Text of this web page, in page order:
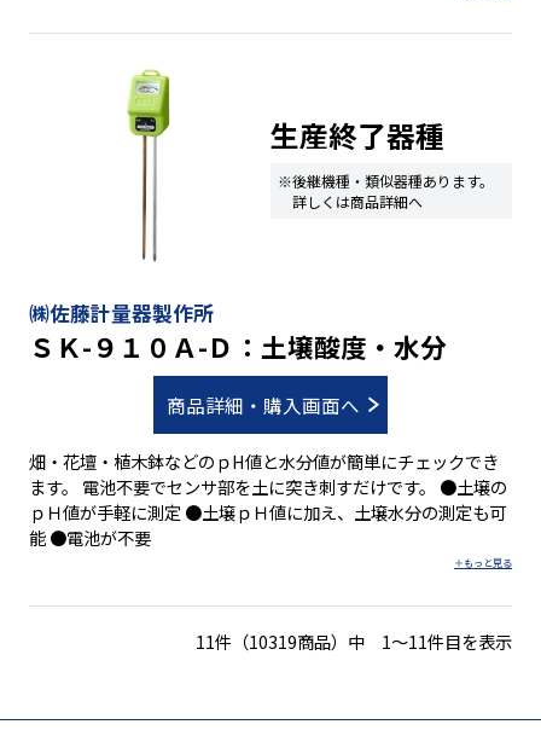
㈱佐藤計量器製作所
ＳＫ-９１０Ａ-Ｄ：土壌酸度・水分
商品詳細・購入画面へ
畑・花壇・植木鉢などのｐH値と水分値が簡単にチェックでき
ます。 電池不要でセンサ部を土に突き刺すだけです。 ●土壌の
ｐＨ値が手軽に測定 ●土壌ｐＨ値に加え、土壌水分の測定も可
能 ●電池が不要
生産終了器種
※後継機種・類似器種あります。
詳しくは商品詳細へ
11件（10319商品）中 1～11件目を表示